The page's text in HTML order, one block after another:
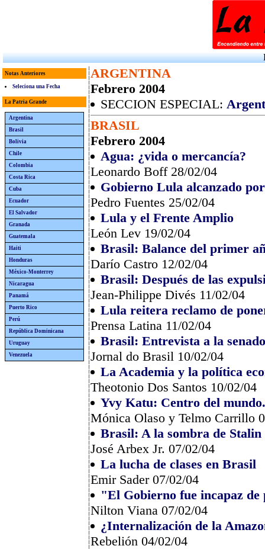
Notas Anteriores
Seleciona una Fecha
La Patria Grande
Argentina
Brasil
Bolivia
Chile
Colombia
Costa Rica
Cuba
Ecuador
El Salvador
Granada
Guatemala
Haiti
Honduras
México-Monterrey
Nicaragua
Panamá
Puerto Rico
Perú
República Dominicana
Uruguay
Venezuela
ARGENTINA
Febrero 2004
SECCION ESPECIAL:
BRASIL
Febrero 2004
Agua: ¿vida o mercancía?
Leonardo Boff 28/02/04
Gobierno Lula alcanzado
Pedro Fuentes 25/02/04
Lula y el Frente Amplio
León Lev 19/02/04
Brasil: Balance del primer
Darío Castro 12/02/04
Brasil: Después de las
Jean-Philippe Divés 11/02/04
Lula reitera reclamo de
Prensa Latina 11/02/04
Brasil: Entrevista a la
Jornal do Brasil 10/02/04
La Academia y la política
Theotonio Dos Santos 10/02/04
Yvy Katu: Centro del
Mónica Olaso y Telmo Carrillo
Brasil: A la sombra de Stalin
José Arbex Jr. 07/02/04
La lucha de clases en Brasil
Emir Sader 07/02/04
"El Gobierno fue incapaz
Nilton Viana 07/02/04
¿Internalización de la
Rebelión 04/02/04